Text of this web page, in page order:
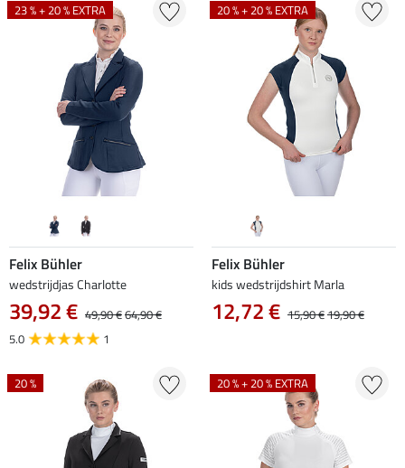
23 % + 20 % EXTRA
Felix Bühler
wedstrijdjas Charlotte
39,92 € 49,90 €64,90 €
5.0
1
20 % + 20 % EXTRA
Felix Bühler
kids wedstrijdshirt Marla
12,72 € 15,90 €19,90 €
20 % 20 % + 20 % EXTRA